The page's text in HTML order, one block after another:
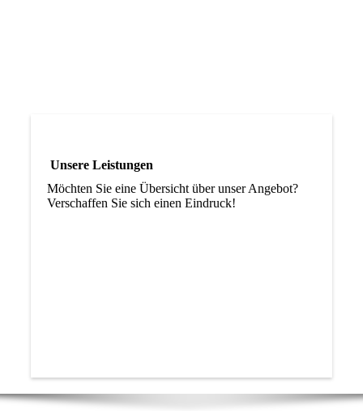
Unsere Leistungen
Möchten Sie eine Übersicht über unser Angebot?
Verschaffen Sie sich einen Eindruck!